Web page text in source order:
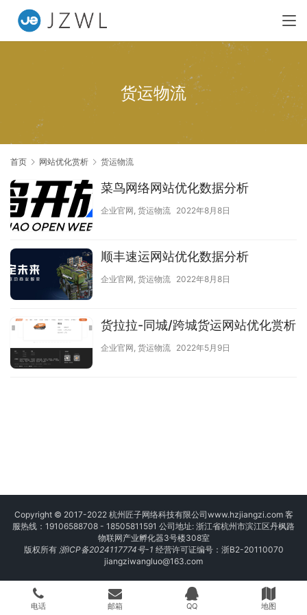
货运物流
首页 网站优化赏析 货运物流
菜鸟网络网站优化数据分析
企业官网, 货运物流 2022年8月8日
顺丰速运网站优化数据分析
企业官网, 货运物流 2022年8月8日
货拉拉-同城/跨城货运网站优化赏析
企业官网, 货运物流 2022年5月9日
Copyright © 2017-2022 杭州匠子网络科技有限公司www.hzjiangzi.com客
服热线：19106588708 - 18505811591 公司地址: 浙江省杭州市滨江区丹枫路
物联网产业孵化器3号楼308室
版权所有 浙ICP备2024117774号-1 经营许可证编号：浙B2-20110070
jiangziwangluo@163.com
电话 邮箱 QQ 地图